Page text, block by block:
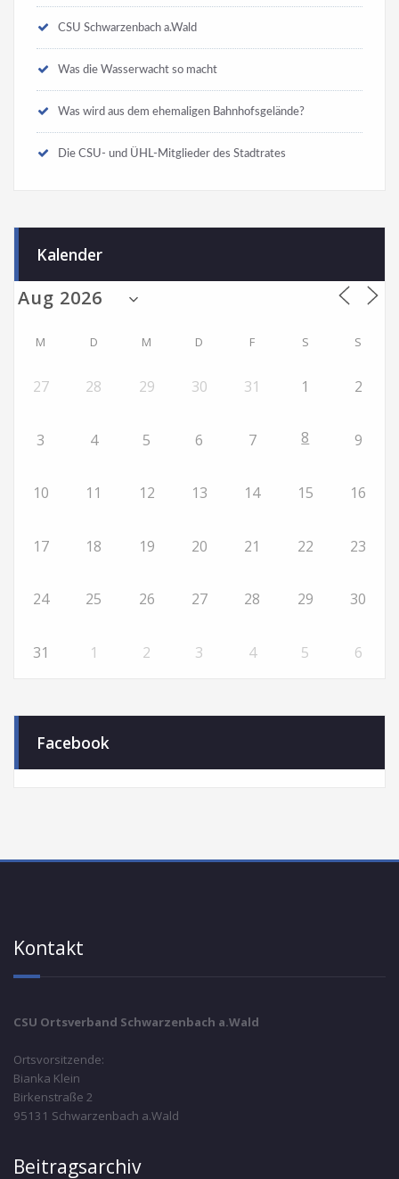
CSU Schwarzenbach a.Wald
Was die Wasserwacht so macht
Was wird aus dem ehemaligen Bahnhofsgelände?
Die CSU- und ÜHL-Mitglieder des Stadtrates
Kalender
M D M D F S S
27 28 29 30 31 1 2
3 4 5 6 7 8 9
10 11 12 13 14 15 16
17 18 19 20 21 22 23
24 25 26 27 28 29 30
31 1 2 3 4 5 6
Facebook
Kontakt
CSU Ortsverband Schwarzenbach a.Wald
Ortsvorsitzende:
Bianka Klein
Birkenstraße 2
95131 Schwarzenbach a.Wald
Beitragsarchiv